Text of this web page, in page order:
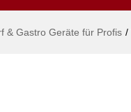
& Gastro Geräte für Profis /